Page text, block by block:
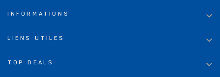
INFORMATIONS 
LIENS UTILES 
TOP DEALS 